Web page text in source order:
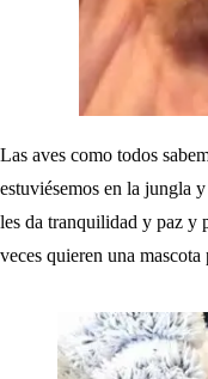
Las aves como todos
estuviésemos en la jungla
les da tranquilidad y paz y
veces quieren una